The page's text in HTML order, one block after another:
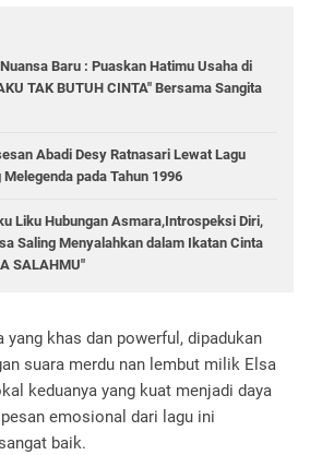
Baru : Puaskan Hatimu Usaha di
TAK BUTUH CINTA" Bersama Sangita
Abadi Desy Ratnasari Lewat Lagu
Melegenda pada Tahun 1996
Liku Hubungan Asmara,Introspeksi Diri,
Saling Menyalahkan dalam Ikatan Cinta
SALAHMU"
yang khas dan powerful, dipadukan
suara merdu nan lembut milik Elsa
keduanya yang kuat menjadi daya
emosional dari lagu ini
baik.